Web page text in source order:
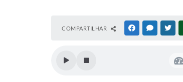
COMPARTILHAR FACEBOOK